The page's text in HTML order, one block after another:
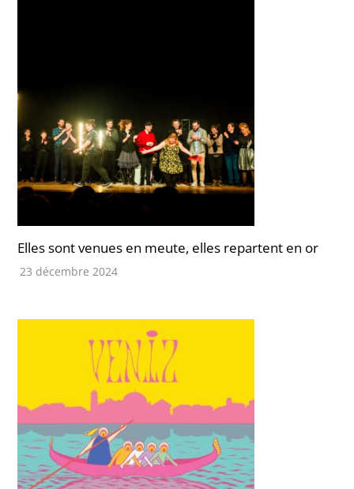
Elles sont venues en meute, elles repartent en or
23 décembre 2024